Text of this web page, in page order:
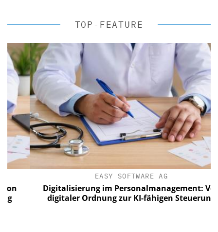
TOP-FEATURE
EASY SOFTWARE AG
Digitalisierung im Personalmanagement: Von
digitaler Ordnung zur KI-fähigen Steuerung